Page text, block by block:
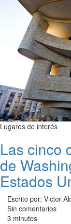
Lugares de interés
Las cinco
de
Estados
Escrito por: Victor
Sin comentarios
3 minutos